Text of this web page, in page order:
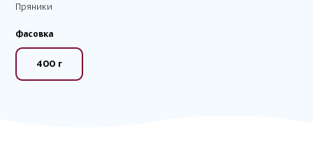
Пряники
Фасовка
400 г